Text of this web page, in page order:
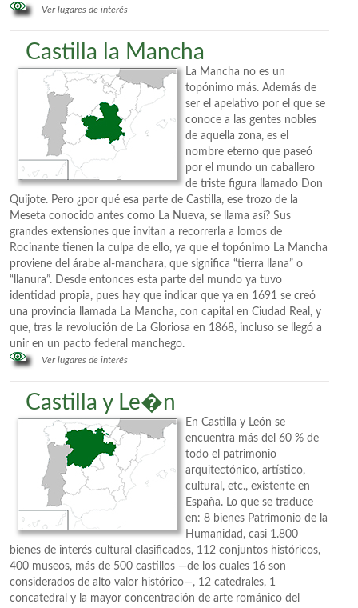
Ver lugares de interés
Castilla la Mancha
La Mancha no es un
topónimo más. Además de
ser el apelativo por el que se
conoce a las gentes nobles
de aquella zona, es el
nombre eterno que paseó
por el mundo un caballero
de triste figura llamado Don
Quijote. Pero ¿por qué esa parte de Castilla, ese trozo de la
Meseta conocido antes como La Nueva, se llama así? Sus
grandes extensiones que invitan a recorrerla a lomos de
Rocinante tienen la culpa de ello, ya que el topónimo La Mancha
proviene del árabe al-manchara, que significa “tierra llana” o
“llanura”. Desde entonces esta parte del mundo ya tuvo
identidad propia, pues hay que indicar que ya en 1691 se creó
una provincia llamada La Mancha, con capital en Ciudad Real, y
que, tras la revolución de La Gloriosa en 1868, incluso se llegó a
unir en un pacto federal manchego.
Ver lugares de interés
Castilla y Le�n
En Castilla y León se
encuentra más del 60 % de
todo el patrimonio
arquitectónico, artístico,
cultural, etc., existente en
España. Lo que se traduce
en: 8 bienes Patrimonio de la
Humanidad, casi 1.800
bienes de interés cultural clasificados, 112 conjuntos históricos,
400 museos, más de 500 castillos —de los cuales 16 son
considerados de alto valor histórico—, 12 catedrales, 1
concatedral y la mayor concentración de arte románico del